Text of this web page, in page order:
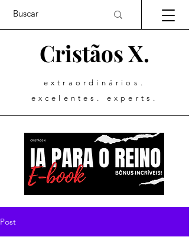
Cristãos X.
extraordinários.
excelentes. experts.
Post